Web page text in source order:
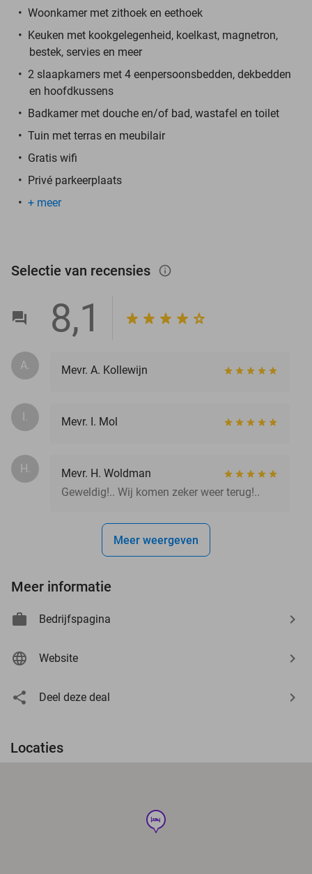
Woonkamer met zithoek en eethoek
Keuken met kookgelegenheid, koelkast, magnetron,
bestek, servies en meer
2 slaapkamers met 4 eenpersoonsbedden, dekbedden
en hoofdkussens
Badkamer met douche en/of bad, wastafel en toilet
Tuin met terras en meubilair
Gratis wifi
Privé parkeerplaats
+ meer
Selectie van recensies info_outlined
8,1
A. Mevr. A. Kollewijn
I. Mevr. I. Mol
H.
Mevr. H. Woldman
Geweldig!.. Wij komen zeker weer terug!..
Meer weergeven
Meer informatie
Bedrijfspagina
Website
Deel deze deal
Locaties
hotel